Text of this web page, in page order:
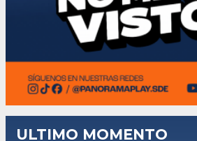
ULTIMO MOMENTO